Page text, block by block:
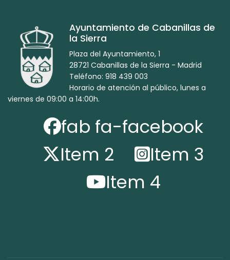
Ayuntamiento de Cabanillas de
la Sierra
Plaza del Ayuntamiento, 1
28721 Cabanillas de la Sierra - Madrid
Teléfono: 918 439 003
Horario de atención al público, lunes a
viernes de 09:00 a 14:00h.
fab fa-facebook
Item 2
Item 3
Item 4